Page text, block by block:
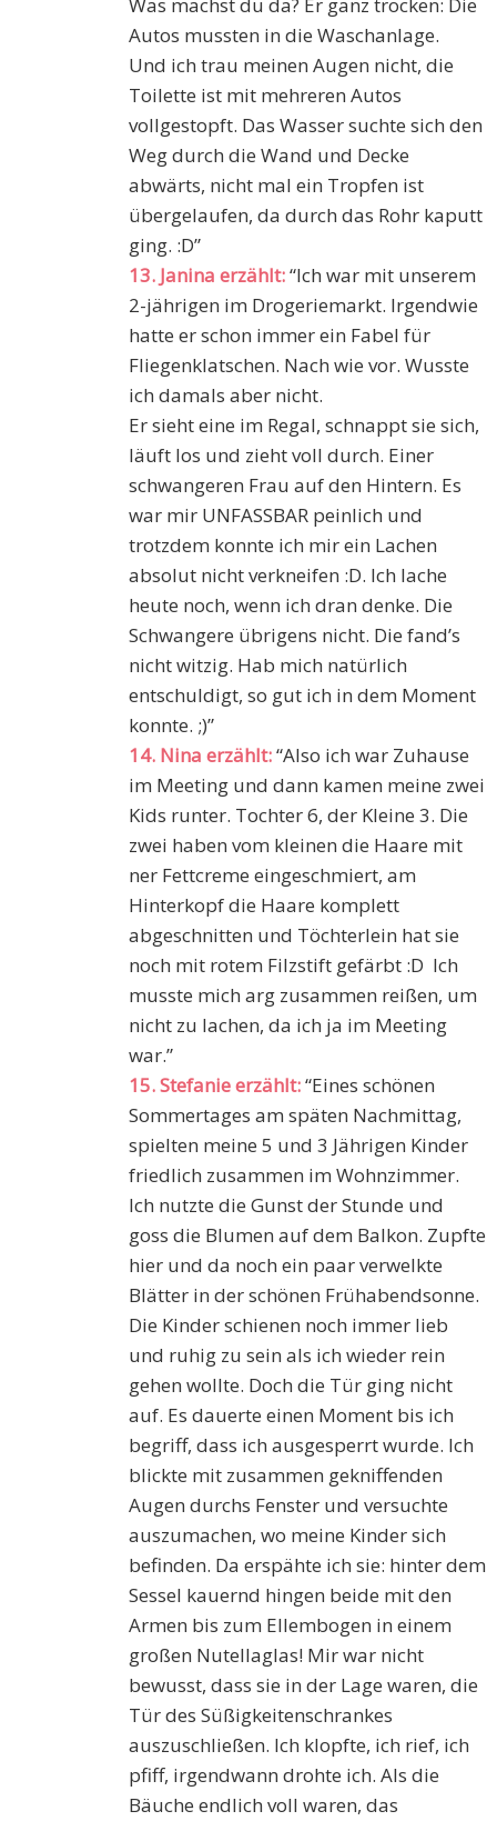
Was machst du da? Er ganz trocken: Die
Autos mussten in die Waschanlage.
Und ich trau meinen Augen nicht, die
Toilette ist mit mehreren Autos
vollgestopft. Das Wasser suchte sich den
Weg durch die Wand und Decke
abwärts, nicht mal ein Tropfen ist
übergelaufen, da durch das Rohr kaputt
ging. :D”
13. Janina erzählt:“Ich war mit unserem
2-jährigen im Drogeriemarkt. Irgendwie
hatte er schon immer ein Fabel für
Fliegenklatschen. Nach wie vor. Wusste
ich damals aber nicht.
Er sieht eine im Regal, schnappt sie sich,
läuft los und zieht voll durch. Einer
schwangeren Frau auf den Hintern. Es
war mir UNFASSBAR peinlich und
trotzdem konnte ich mir ein Lachen
absolut nicht verkneifen :D. Ich lache
heute noch, wenn ich dran denke. Die
Schwangere übrigens nicht. Die fand’s
nicht witzig. Hab mich natürlich
entschuldigt, so gut ich in dem Moment
konnte. ;)”
14. Nina erzählt:“Also ich war Zuhause
im Meeting und dann kamen meine zwei
Kids runter. Tochter 6, der Kleine 3. Die
zwei haben vom kleinen die Haare mit
ner Fettcreme eingeschmiert, am
Hinterkopf die Haare komplett
abgeschnitten und Töchterlein hat sie
noch mit rotem Filzstift gefärbt :D Ich
musste mich arg zusammen reißen, um
nicht zu lachen, da ich ja im Meeting
war.”
15. Stefanie erzählt:“Eines schönen
Sommertages am späten Nachmittag,
spielten meine 5 und 3 Jährigen Kinder
friedlich zusammen im Wohnzimmer.
Ich nutzte die Gunst der Stunde und
goss die Blumen auf dem Balkon. Zupfte
hier und da noch ein paar verwelkte
Blätter in der schönen Frühabendsonne.
Die Kinder schienen noch immer lieb
und ruhig zu sein als ich wieder rein
gehen wollte. Doch die Tür ging nicht
auf. Es dauerte einen Moment bis ich
begriff, dass ich ausgesperrt wurde. Ich
blickte mit zusammen gekniffenden
Augen durchs Fenster und versuchte
auszumachen, wo meine Kinder sich
befinden. Da erspähte ich sie: hinter dem
Sessel kauernd hingen beide mit den
Armen bis zum Ellembogen in einem
großen Nutellaglas! Mir war nicht
bewusst, dass sie in der Lage waren, die
Tür des Süßigkeitenschrankes
auszuschließen. Ich klopfte, ich rief, ich
pfiff, irgendwann drohte ich. Als die
Bäuche endlich voll waren, das